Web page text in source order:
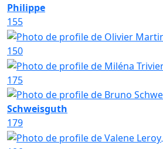
Philippe
155
150
175
Schweisguth
179